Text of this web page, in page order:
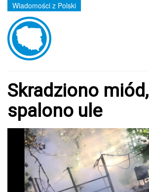
Wiadomości z Polski
Skradziono miód,
spalono ule